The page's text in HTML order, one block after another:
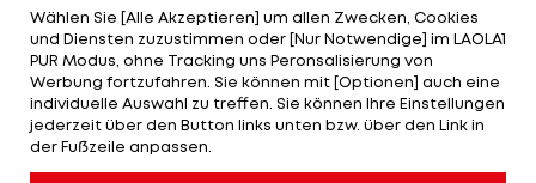
beendet die Partie zu neunt. Der Tabellenführer
aus Kärnten besiegt den FC Lustenau dank eines
Last-Minute-Treffers von Solano mit 2:1. Im
Abstiegskampf trennen sich der TSV Hartberg
und die Vienna 1:1. St. Pölten schlägt Grödig 1:0.
Wählen Sie [Alle Akzeptieren] um allen Zwecken, Cookies
und Diensten zuzustimmen oder [Nur Notwendige] im LAOLA1
PUR Modus, ohne Tracking uns Peronsalisierung von
Werbung fortzufahren. Sie können mit [Optionen] auch eine
individuelle Auswahl zu treffen. Sie können Ihre Einstellungen
jederzeit über den Button links unten bzw. über den Link in
der Fußzeile anpassen.